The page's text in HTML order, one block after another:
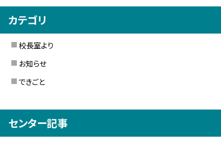
カテゴリ
校長室より
お知らせ
できごと
センター記事